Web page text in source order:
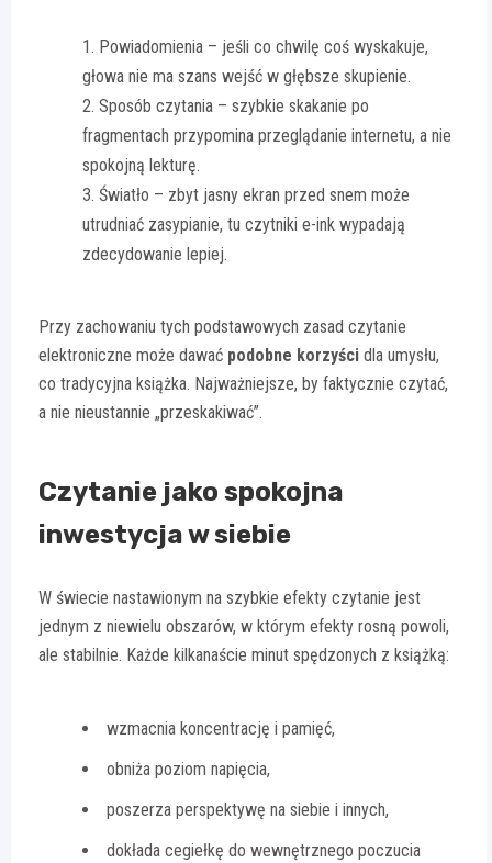
Powiadomienia – jeśli co chwilę coś wyskakuje,
głowa nie ma szans wejść w głębsze skupienie.
Sposób czytania – szybkie skakanie po
fragmentach przypomina przeglądanie internetu, a nie
spokojną lekturę.
Światło – zbyt jasny ekran przed snem może
utrudniać zasypianie, tu czytniki e-ink wypadają
zdecydowanie lepiej.
Przy zachowaniu tych podstawowych zasad czytanie
elektroniczne może dawać podobne korzyści dla umysłu,
co tradycyjna książka. Najważniejsze, by faktycznie czytać,
a nie nieustannie „przeskakiwać”.
Czytanie jako spokojna
inwestycja w siebie
W świecie nastawionym na szybkie efekty czytanie jest
jednym z niewielu obszarów, w którym efekty rosną powoli,
ale stabilnie. Każde kilkanaście minut spędzonych z książką:
wzmacnia koncentrację i pamięć,
obniża poziom napięcia,
poszerza perspektywę na siebie i innych,
dokłada cegiełkę do wewnętrznego poczucia